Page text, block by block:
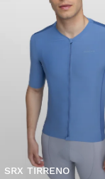
SRX TIRRENO